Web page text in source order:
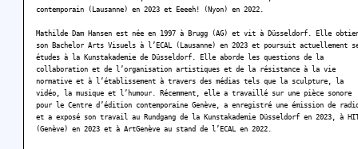
contemporain (Lausanne) en 2023 et Eeeeh! (Nyon) en 2022.
Mathilde Dam Hansen est née en 1997 à Brugg (AG) et vit à Düsseldorf. Elle
son Bachelor Arts Visuels à l’ECAL (Lausanne) en 2023 et poursuit actuellement
études à la Kunstakademie de Düsseldorf. Elle aborde les questions de la
collaboration et de l’organisation artistiques et de la résistance à la vie
normative et à l’établissement à travers des médias tels que la sculpture, la
vidéo, la musique et l’humour. Récemment, elle a travaillé sur une pièce sonore
pour le Centre d’édition contemporaine Genève, a enregistré une émission de
et a exposé son travail au Rundgang de la Kunstakademie Düsseldorf en 2023, à
(Genève) en 2023 et à ArtGenève au stand de l’ECAL en 2022.